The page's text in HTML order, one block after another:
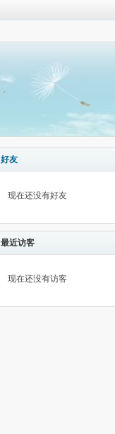
好友
现在还没有好友
最近访客
现在还没有访客